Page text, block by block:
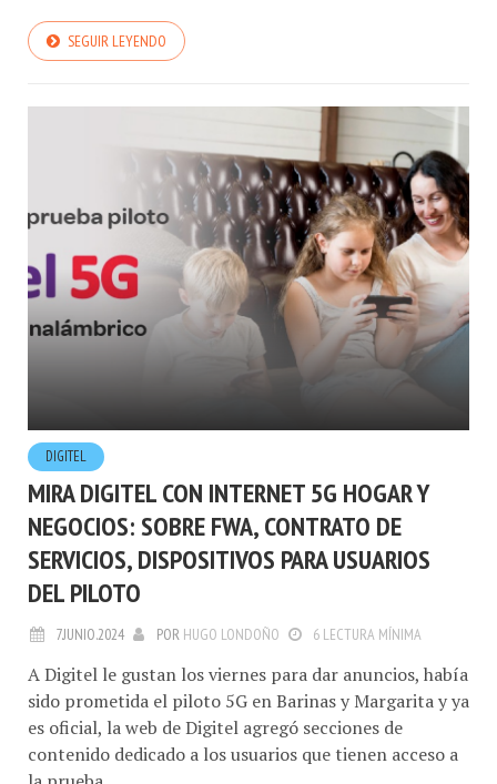
SEGUIR LEYENDO
DIGITEL
MIRA DIGITEL CON INTERNET 5G HOGAR Y
NEGOCIOS: SOBRE FWA, CONTRATO DE
SERVICIOS, DISPOSITIVOS PARA USUARIOS
DEL PILOTO
7.JUNIO.2024 POR HUGO LONDOÑO 6 LECTURA MÍNIMA
A Digitel le gustan los viernes para dar anuncios, había
sido prometida el piloto 5G en Barinas y Margarita y ya
es oficial, la web de Digitel agregó secciones de
contenido dedicado a los usuarios que tienen acceso a